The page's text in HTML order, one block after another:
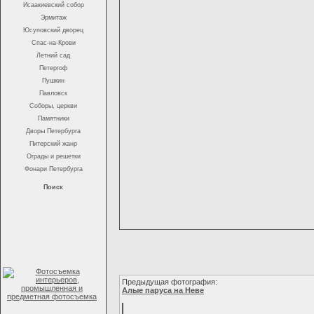
Исаакиевский собор
Эрмитаж
Юсуповский дворец
Спас-на-Крови
Летний сад
Петергоф
Пушкин
Павловск
Соборы, церкви
Памятники
Дворы Петербурга
Питерский жанр
Ограды и решетки
Фонари Петербурга
Поиск
Предыдущая фотография:
Алые паруса на Неве